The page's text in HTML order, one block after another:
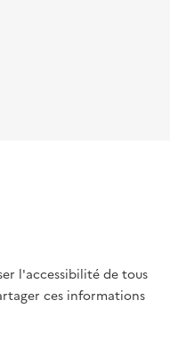
l'accessibilité de tous
ces informations